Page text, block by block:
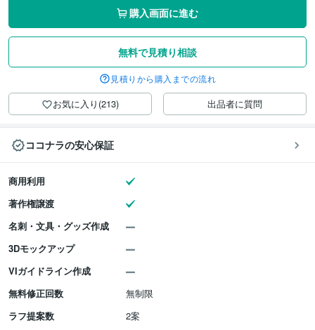
購入画面に進む
無料で見積り相談
見積りから購入までの流れ
お気に入り(213) 出品者に質問
ココナラの安心保証
商用利用
著作権譲渡
名刺・文具・グッズ作成
3Dモックアップ
VIガイドライン作成
無料修正回数
無制限
ラフ提案数
2案